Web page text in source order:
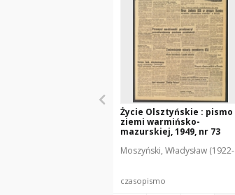
Życie Olsztyńskie : pismo
ziemi warmińsko-
mazurskiej, 1949, nr 73
Moszyński, Władysław
czasopismo